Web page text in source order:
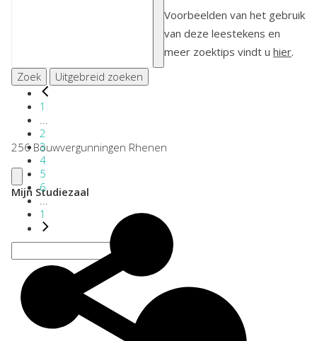
Voorbeelden van het gebruik
van deze leestekens en
meer zoektips vindt u hier.
Zoek
Uitgebreid zoeken
1
2
3
4
5
6
...
1
256 Bouwvergunningen Rhenen
Mijn Studiezaal